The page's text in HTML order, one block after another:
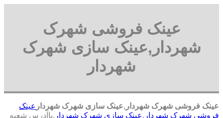
عینک فروشی شهرک
شهردار,عینک سازی شهرک
شهردار
عینک فروشی شهرک شهردار ,عینک سازی شهرک شهردار عینک
فروشی شهرک شهردار ,عینک سازی شهرک شهردار ,با آدرس شعبه